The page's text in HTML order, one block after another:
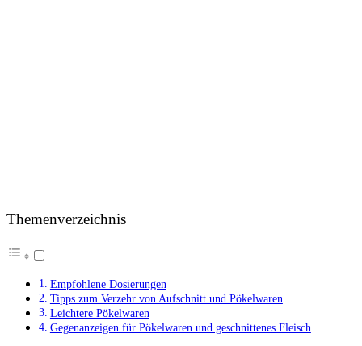
Themenverzeichnis
Empfohlene Dosierungen
Tipps zum Verzehr von Aufschnitt und Pökelwaren
Leichtere Pökelwaren
Gegenanzeigen für Pökelwaren und geschnittenes Fleisch